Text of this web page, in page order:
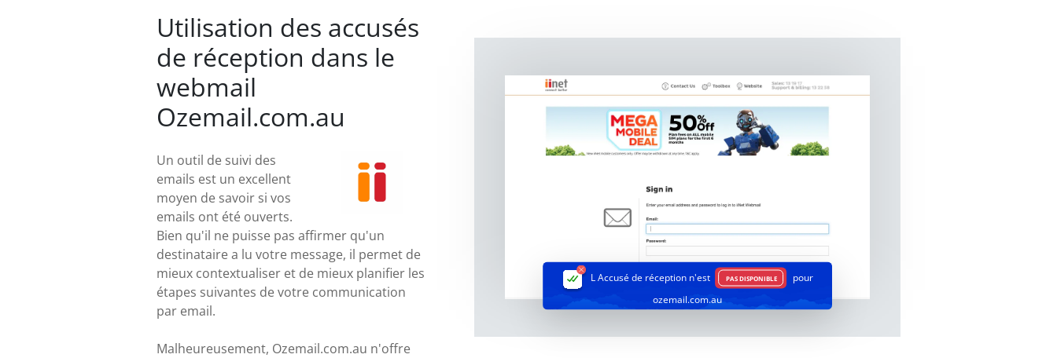
Utilisation des accusés
de réception dans le
webmail
Ozemail.com.au
Un outil de suivi des
emails est un excellent
moyen de savoir si vos
emails ont été ouverts.
Bien qu'il ne puisse pas affirmer qu'un
destinataire a lu votre message, il permet de
mieux contextualiser et de mieux planifier les
étapes suivantes de votre communication
par email.
Malheureusement, Ozemail.com.au n'offre
L Accusé de réceptionn'est PAS DISPONIBLE
pour
ozemail.com.au